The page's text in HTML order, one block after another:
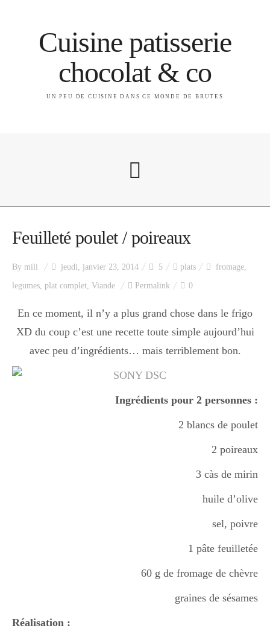
Cuisine patisserie
chocolat & co
UN PEU DE CUISINE DANS CE MONDE DE BRUTES
A propos
Index des recettes
Catégories
Entrée
Les classiques
Feuilleté poulet / poireaux
By mili jeudi, janvier 23, 2014 5 plats fromage,
legumes, plat complet, Viande Permalink 0
En ce moment, il n’y a plus grand chose dans le frigo
XD du coup c’est une recette toute simple aujourd’hui
avec peu d’ingrédients… mais terriblement bon.
Ingrédients pour 2 personnes :
2 blancs de poulet
2 poireaux
3 càs de mirin
huile d’olive
sel, poivre
1 pâte feuilletée
60 g de fromage de chèvre
graines de sésames
Réalisation :